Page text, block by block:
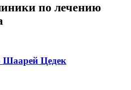
по лечению
Шаарей Цедек